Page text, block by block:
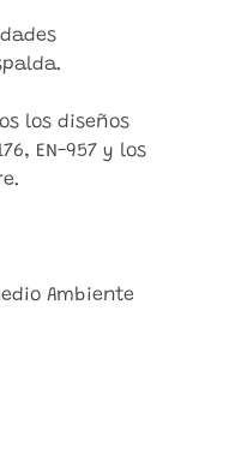
los diseños
EN-957 y los
Ambiente